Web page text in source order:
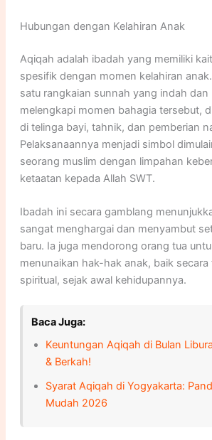
Hubungan dengan Kelahiran Anak
Aqiqah adalah ibadah yang memiliki
spesifik dengan momen kelahiran
satu rangkaian sunnah yang indah dan
melengkapi momen bahagia tersebut,
di telinga bayi, tahnik, dan pemberian
Pelaksanaannya menjadi simbol
seorang muslim dengan limpahan
ketaatan kepada Allah SWT.
Ibadah ini secara gamblang
sangat menghargai dan menyambut
baru. Ia juga mendorong orang tua
menunaikan hak-hak anak, baik secara
spiritual, sejak awal kehidupannya.
Baca Juga:
Keuntungan Aqiqah di Bulan
& Berkah!
Syarat Aqiqah di Yogyakarta:
Mudah 2026